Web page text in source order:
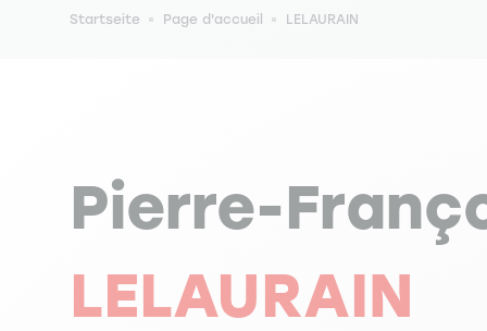
Pfadnavigation
Startseite Page d'accueil LELAURAIN
Pierre-
LELAURAIN